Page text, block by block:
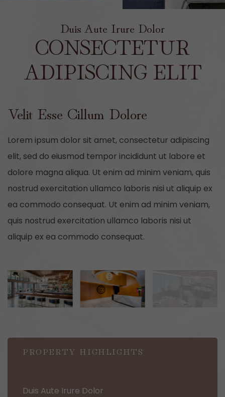
Duis Aute Irure Dolor
CONSECTETUR
ADIPISCING ELIT
Velit Esse Cillum Dolore
Lorem ipsum dolor sit amet, consectetur adipiscing
elit, sed do eiusmod tempor incididunt ut labore et
dolore magna aliqua. Ut enim ad minim veniam, quis
nostrud exercitation ullamco laboris nisi ut aliquip ex
ea commodo consequat. Ut enim ad minim veniam,
quis nostrud exercitation ullamco laboris nisi ut
aliquip ex ea commodo consequat.
PROPERTY HIGHLIGHTS
Duis Aute Irure Dolor